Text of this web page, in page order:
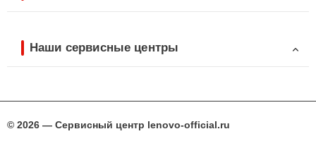
Наши сервисные центры
© 2026 — Сервисный центр lenovo-official.ru